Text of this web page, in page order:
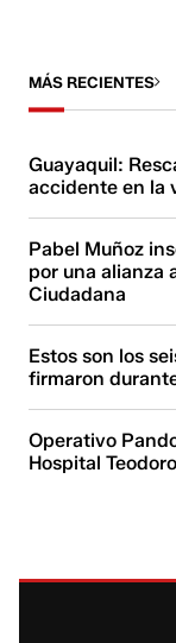
MÁS RECIENTES
Guayaquil:
accidente en la
Pabel Muñoz
por una alianza
Ciudadana
Estos son los
firmaron
Operativo
Hospital